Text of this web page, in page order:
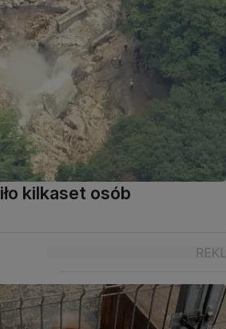
kilkaset osób